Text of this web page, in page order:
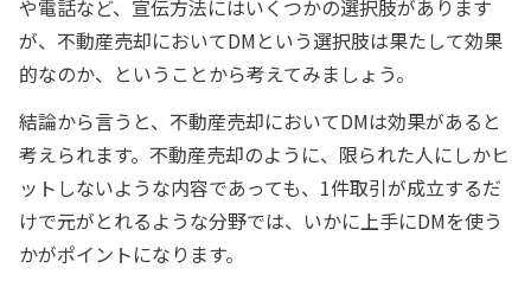
や電話など、宣伝方法にはいくつかの選択肢があります
が、不動産売却においてDMという選択肢は果たして効果
的なのか、ということから考えてみましょう。
結論から言うと、不動産売却においてDMは効果があると
考えられます。不動産売却のように、限られた人にしかヒ
ットしないような内容であっても、1件取引が成立するだ
けで元がとれるような分野では、いかに上手にDMを使う
かがポイントになります。